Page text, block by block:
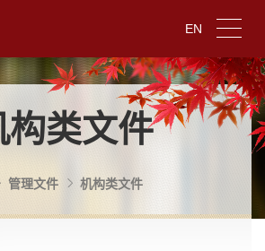
EN
构类文件
管理文件 机构类文件